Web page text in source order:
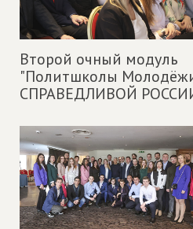
Второй очный модуль
"Политшколы
СПРАВЕДЛИВОЙ